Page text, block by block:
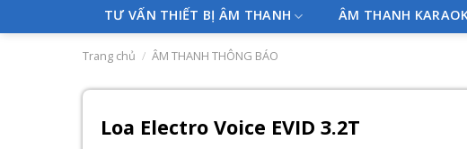
TƯ VẤN THIẾT BỊ ÂM THANH ÂM THANH
Trang chủ / ÂM THANH THÔNG BÁO
Loa Electro Voice EVID 3.2T